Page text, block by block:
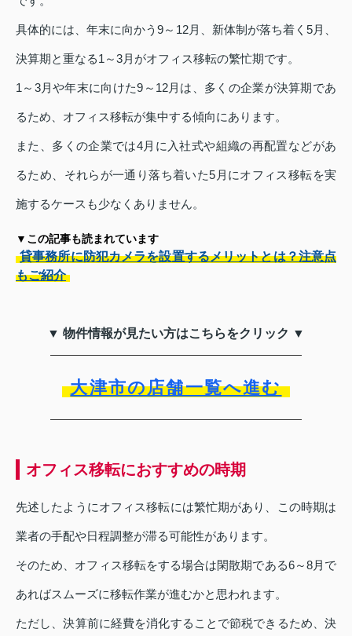
具体的には、年末に向かう9～12月、新体制が落ち着く5月、
決算期と重なる1～3月がオフィス移転の繁忙期です。
1～3月や年末に向けた9～12月は、多くの企業が決算期であ
るため、オフィス移転が集中する傾向にあります。
また、多くの企業では4月に入社式や組織の再配置などがあ
るため、それらが一通り落ち着いた5月にオフィス移転を実
施するケースも少なくありません。
▼この記事も読まれています
貸事務所に防犯カメラを設置するメリットとは？注意点
もご紹介
▼ 物件情報が見たい方はこちらをクリック ▼
大津市の店舗一覧へ進む
オフィス移転におすすめの時期
先述したようにオフィス移転には繁忙期があり、この時期は
業者の手配や日程調整が滞る可能性があります。
そのため、オフィス移転をする場合は閑散期である6～8月で
あればスムーズに移転作業が進むかと思われます。
ただし、決算前に経費を消化することで節税できるため、決